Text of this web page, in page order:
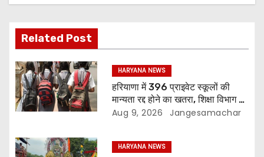
Related Post
HARYANA NEWS
हरियाणा में 396 प्राइवेट स्कूलों की
मान्यता रद्द होने का खतरा, शिक्षा विभाग ने
शुरू की सख्त कार्रवाई… जानें क्या है
Aug 9, 2026 Jangesamachar
HARYANA NEWS